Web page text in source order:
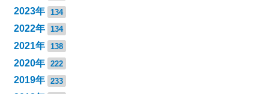
2023年 134
2022年 134
2021年 138
2020年 222
2019年 233